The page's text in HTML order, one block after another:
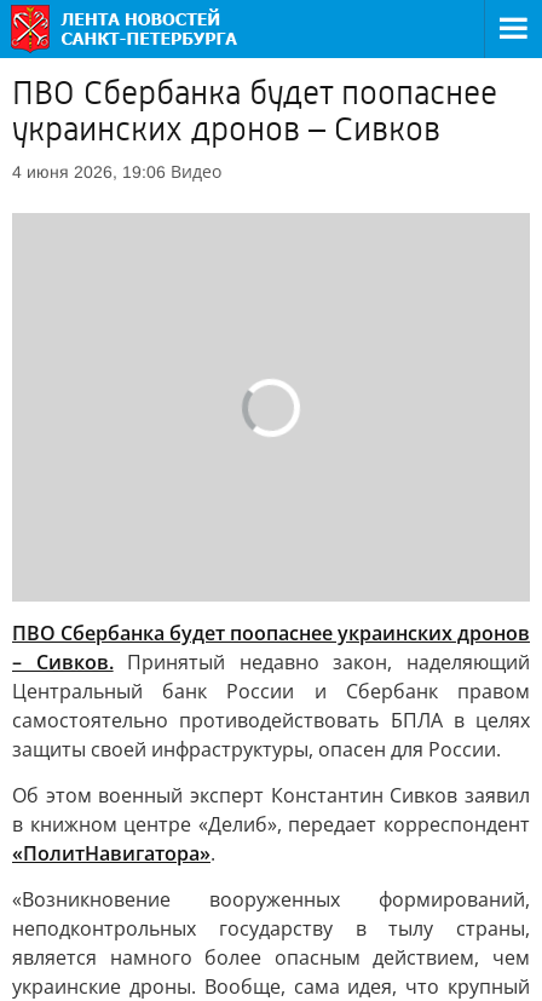
ПВО Сбербанка будет поопаснее
украинских дронов – Сивков
4 июня 2026, 19:06 Видео
ПВО Сбербанка будет поопаснее украинских дронов
– Сивков.Принятый недавно закон, наделяющий
Центральный банк России и Сбербанк правом
самостоятельно противодействовать БПЛА в целях
защиты своей инфраструктуры, опасен для России.
Об этом военный эксперт Константин Сивков заявил
в книжном центре «Делиб», передает корреспондент
«ПолитНавигатора».
«Возникновение вооруженных формирований,
неподконтрольных государству в тылу страны,
является намного более опасным действием, чем
украинские дроны. Вообще, сама идея, что крупный